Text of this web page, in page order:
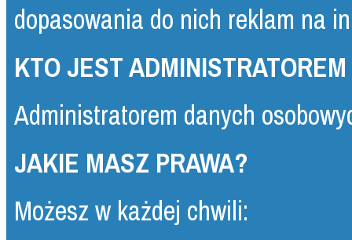
dopasowania do nich reklam na
KTO JEST
Administratorem danych
JAKIE MASZ PRAWA?
Możesz w każdej chwili: